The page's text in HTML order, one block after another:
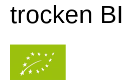
Pfälzer Weine
Gutsweine
Warenkorb
Zur Kasse gehen
trocken